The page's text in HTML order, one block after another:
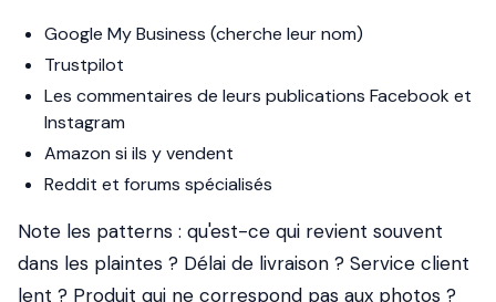
Google My Business (cherche leur nom)
Trustpilot
Les commentaires de leurs publications Facebook et
Instagram
Amazon si ils y vendent
Reddit et forums spécialisés
Note les patterns : qu'est-ce qui revient souvent
dans les plaintes ? Délai de livraison ? Service client
lent ? Produit qui ne correspond pas aux photos ?